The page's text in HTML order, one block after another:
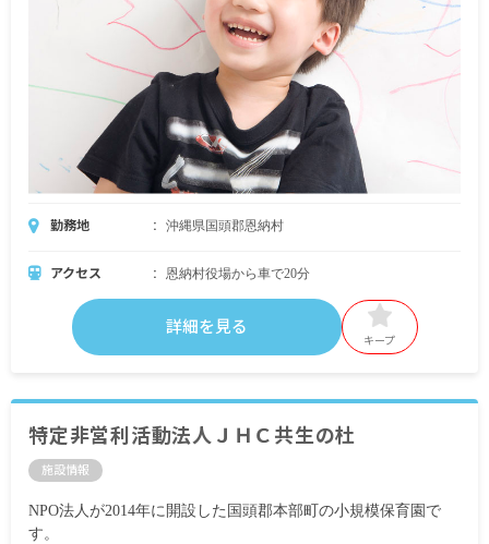
勤務地 沖縄県国頭郡恩納村
アクセス 恩納村役場から車で20分
詳細を見る
キープ
特定非営利活動法人ＪＨＣ共生の杜
施設情報
NPO法人が2014年に開設した国頭郡本部町の小規模保育園で
す。